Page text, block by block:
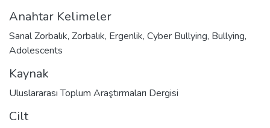
Anahtar Kelimeler
Sanal Zorbalık, Zorbalık, Ergenlik, Cyber Bullying, Bullying,
Adolescents
Kaynak
Uluslararası Toplum Araştırmaları Dergisi
Cilt